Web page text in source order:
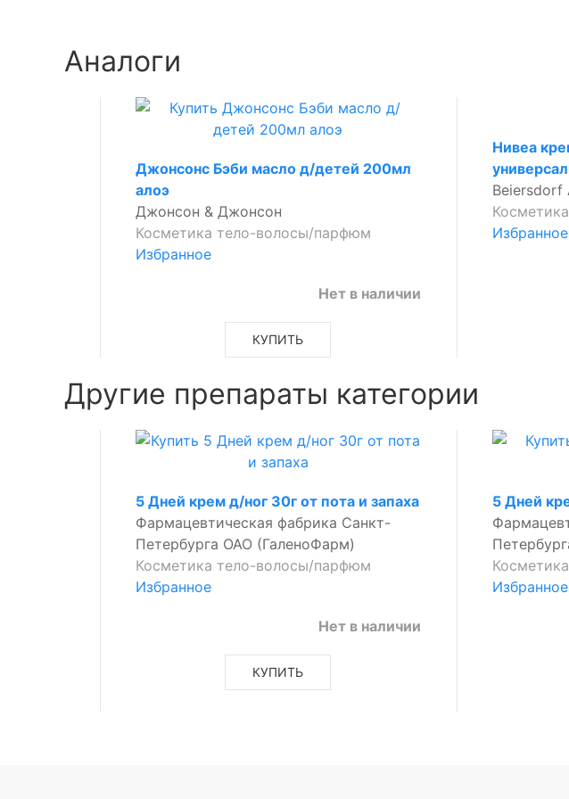
Аналоги
Джонсонс Бэби масло д/детей 200мл
алоэ
Джонсон & Джонсон
Косметика тело-волосы/парфюм
Избранное
Нет в наличии
КУПИТЬ
Нивеа
универсал
Beiersdorf
Избранное
Другие препараты категории
5 Дней крем д/ног 30г от пота и запаха
Фармацевтическая фабрика Санкт-
Петербурга ОАО (ГаленоФарм)
Косметика тело-волосы/парфюм
Избранное
Нет в наличии
КУПИТЬ
5 Дней
Избранное